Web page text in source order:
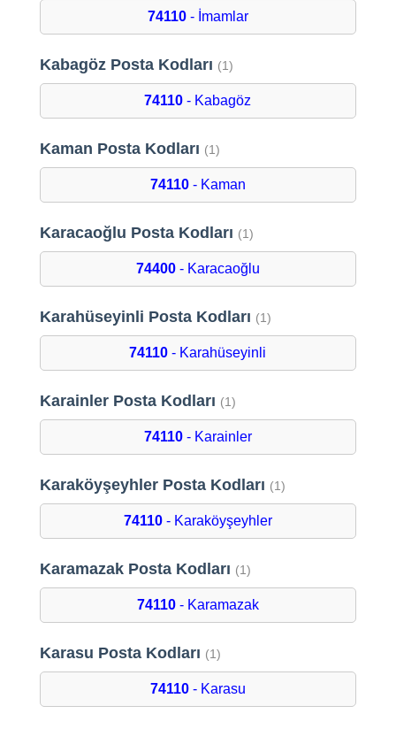
74110- İmamlar
Kabagöz Posta Kodları (1)
74110 - Kabagöz
Kaman Posta Kodları (1)
74110- Kaman
Karacaoğlu Posta Kodları (1)
74400- Karacaoğlu
Karahüseyinli Posta Kodları (1)
74110 - Karahüseyinli
Karainler Posta Kodları (1)
74110- Karainler
Karaköyşeyhler Posta Kodları (1)
74110- Karaköyşeyhler
Karamazak Posta Kodları (1)
74110- Karamazak
Karasu Posta Kodları (1)
74110- Karasu